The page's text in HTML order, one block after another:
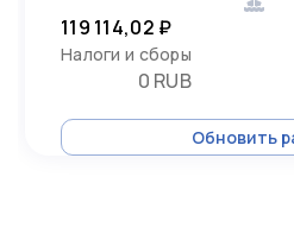
119 114,02 ₽
Налоги и сборы
0 RUB
Обновить